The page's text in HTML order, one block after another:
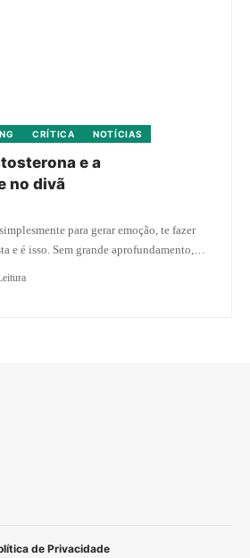
CRÍTICA NOTÍCIAS
e a
no divã
para gerar emoção, te fazer
e é isso. Sem grande aprofundamento,…
de Privacidade